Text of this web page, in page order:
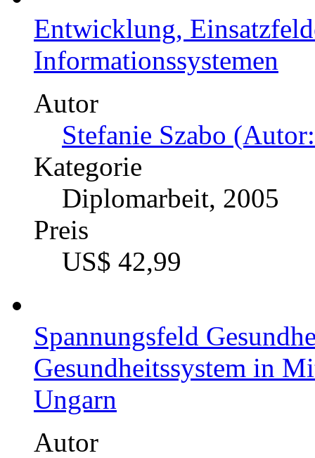
Entwicklung,
Informationssystemen
Autor
Stefanie Szabo
Kategorie
Diplomarbeit, 2005
Preis
US$ 42,99
Spannungsfeld
Gesundheitssystem in
Ungarn
Autor